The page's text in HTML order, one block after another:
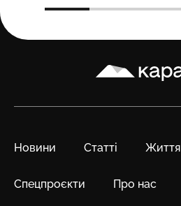
Карачун
Новини Статті Життя
Спецпроєкти Про нас